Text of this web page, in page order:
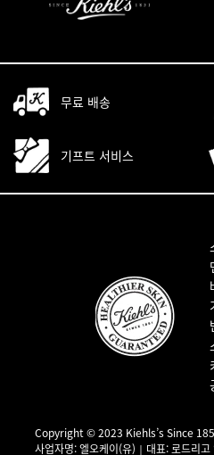
무료 배송
기프트 서비스
Copyright © 2023 Kiehls’s Since
사업자명: 엘오케이(유)｜대표: 로드리고